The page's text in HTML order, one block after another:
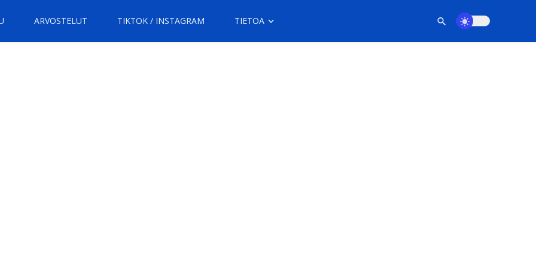
ARVOSTELUT TIKTOK / INSTAGRAM TIETOA